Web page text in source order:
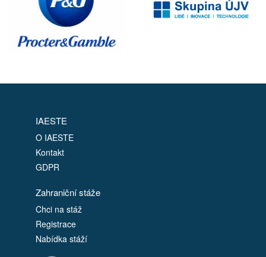
IAESTE
O IAESTE
Kontakt
GDPR
Zahraniční stáže
Chci na stáž
Registrace
Nabídka stáží